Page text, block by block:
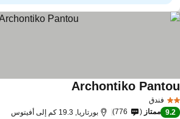
فندق
Archontiko مشاهدة الأسعار
9.2 ممتاز 776 بورتاريا, 19.3 كم إلى أفيتوس